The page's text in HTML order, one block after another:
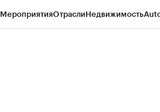
МероприятияОтраслиНедвижимость